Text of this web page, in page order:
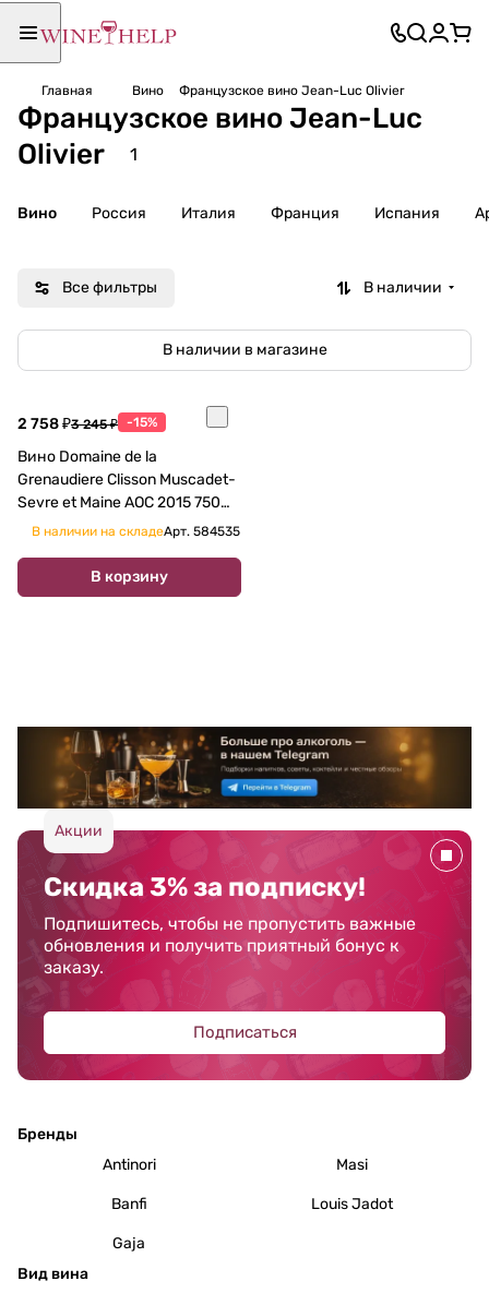
Главная Вино Французское вино Jean-Luc Olivier
Французское вино Jean-Luc
Olivier
1
Вино Россия Италия Франция Испания
Все фильтры В наличии
В наличии в магазине
2 758 ₽3 245 ₽ -15%
Вино Domaine de la
Grenaudiere Clisson Muscadet-
Sevre et Maine AOC 2015 750
млВ наличии на складеАрт. 584535
В корзину
Акции
Скидка 3% за подписку!
Подпишитесь, чтобы не пропустить важные
обновления и получить приятный бонус к
заказу.
Подписаться
Бренды
Antinori
Masi
Banfi Louis Jadot
Gaja
Вид вина